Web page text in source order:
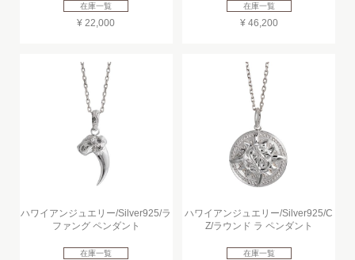
在庫一覧
¥ 22,000
在庫一覧
¥ 46,200
ハワイアンジュエリー/Silver925/ラ
ファング ペンダント
在庫一覧
ハワイアンジュエリー/Silver925/C
Z/ラウンド ラ ペンダント
在庫一覧